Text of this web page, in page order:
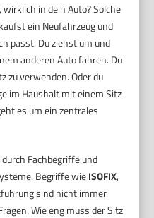
in dein Auto? Solche
ein Neufahrzeug und
passt. Du ziehst um und
anderen Auto fahren. Du
zu verwenden. Oder du
im Haushalt mit einem Sitz
es um ein zentrales
Fachbegriffe und
Begriffe wieISOFIX,
sind nicht immer
Wie eng muss der Sitz